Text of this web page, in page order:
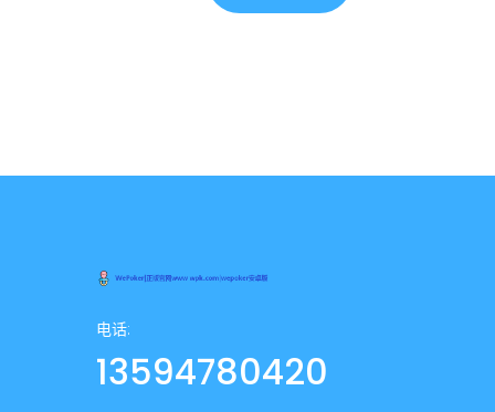
电话:
13594780420